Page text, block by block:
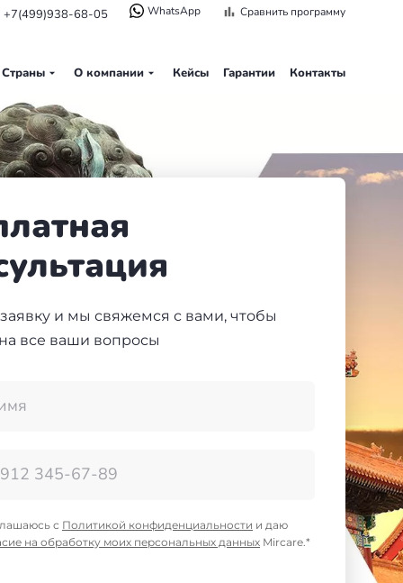
+7(499)938-68-05 WhatsApp Сравнить программу
Страны О компании Кейсы Гарантии Контакты
заявку и мы свяжемся с вами, чтобы
все ваши вопросы
с Политикой конфиденциальности и даю
на обработку моих персональных данных Mircare.*